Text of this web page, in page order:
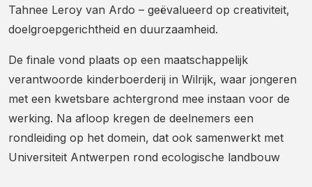
Tahnee Leroy van Ardo – geëvalueerd op creativiteit,
doelgroepgerichtheid en duurzaamheid.
De finale vond plaats op een maatschappelijk
verantwoorde kinderboerderij in Wilrijk, waar jongeren
met een kwetsbare achtergrond mee instaan voor de
werking. Na afloop kregen de deelnemers een
rondleiding op het domein, dat ook samenwerkt met
Universiteit Antwerpen rond ecologische landbouw